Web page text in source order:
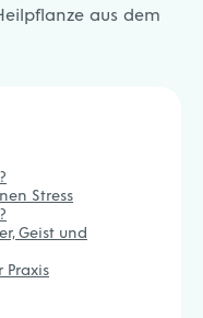
aus dem
Stress
Geist und
Praxis